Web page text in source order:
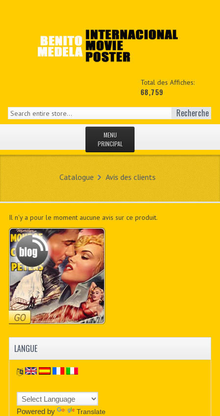
Total des Affiches:
68,759
Recherche
MENU
PRINCIPAL
MON COPTE
PDF BOOKS
CUSTOM PDF
Catalogue Avis des clients
Il n'y a pour le moment aucune avis sur ce produit.
LANGUE
Powered by Translate